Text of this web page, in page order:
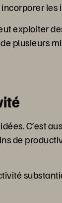
exploiter
plusieurs
C’est
de